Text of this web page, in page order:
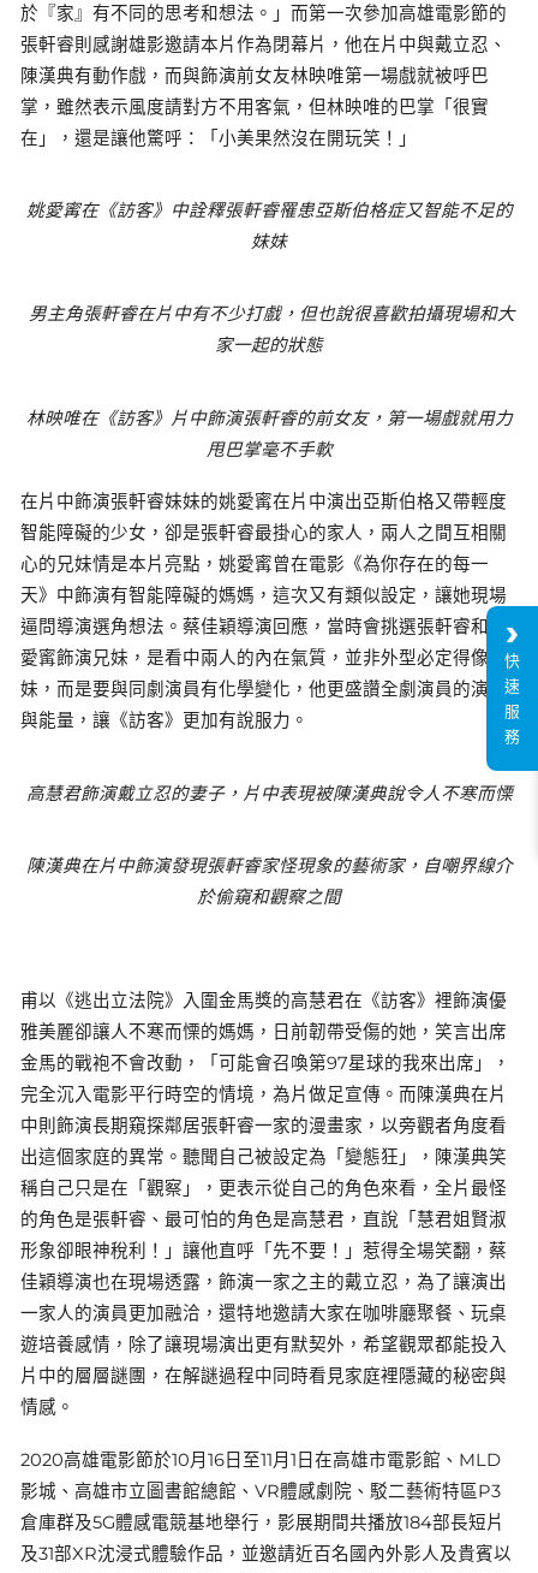
於『家』有不同的思考和想法。」而第一次參加高雄電影節的
張軒睿則感謝雄影邀請本片作為閉幕片，他在片中與戴立忍、
陳漢典有動作戲，而與飾演前女友林映唯第一場戲就被呼巴
掌，雖然表示風度請對方不用客氣，但林映唯的巴掌「很實
在」，還是讓他驚呼：「小美果然沒在開玩笑！」
姚愛寗在《訪客》中詮釋張軒睿罹患亞斯伯格症又智能不足的
妹妹
男主角張軒睿在片中有不少打戲，但也說很喜歡拍攝現場和大
家一起的狀態
林映唯在《訪客》片中飾演張軒睿的前女友，第一場戲就用力
甩巴掌毫不手軟
在片中飾演張軒睿妹妹的姚愛寗在片中演出亞斯伯格又帶輕度
智能障礙的少女，卻是張軒睿最掛心的家人，兩人之間互相關
心的兄妹情是本片亮點，姚愛寗曾在電影《為你存在的每一
天》中飾演有智能障礙的媽媽，這次又有類似設定，讓她現場
逼問導演選角想法。蔡佳穎導演回應，當時會挑選張軒睿和姚
愛寗飾演兄妹，是看中兩人的內在氣質，並非外型必定得像兄
妹，而是要與同劇演員有化學變化，他更盛讚全劇演員的演技
與能量，讓《訪客》更加有說服力。
高慧君飾演戴立忍的妻子，片中表現被陳漢典說令人不寒而慄
陳漢典在片中飾演發現張軒睿家怪現象的藝術家，自嘲界線介
於偷窺和觀察之間
甫以《逃出立法院》入圍金馬獎的高慧君在《訪客》裡飾演優
雅美麗卻讓人不寒而慄的媽媽，日前韌帶受傷的她，笑言出席
金馬的戰袍不會改動，「可能會召喚第97星球的我來出席」，
完全沉入電影平行時空的情境，為片做足宣傳。而陳漢典在片
中則飾演長期窺探鄰居張軒睿一家的漫畫家，以旁觀者角度看
出這個家庭的異常。聽聞自己被設定為「變態狂」，陳漢典笑
稱自己只是在「觀察」，更表示從自己的角色來看，全片最怪
的角色是張軒睿、最可怕的角色是高慧君，直說「慧君姐賢淑
形象卻眼神稅利！」讓他直呼「先不要！」惹得全場笑翻，蔡
佳穎導演也在現場透露，飾演一家之主的戴立忍，為了讓演出
一家人的演員更加融洽，還特地邀請大家在咖啡廳聚餐、玩桌
遊培養感情，除了讓現場演出更有默契外，希望觀眾都能投入
片中的層層謎團，在解謎過程中同時看見家庭裡隱藏的秘密與
情感。
2020高雄電影節於10月16日至11月1日在高雄市電影館、MLD
影城、高雄市立圖書館總館、VR體感劇院、駁二藝術特區P3
倉庫群及5G體感電競基地舉行，影展期間共播放184部長短片
及31部XR沈浸式體驗作品，並邀請近百名國內外影人及貴賓以
快
速
服
務